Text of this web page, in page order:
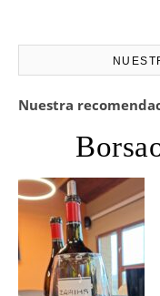
Nuestra